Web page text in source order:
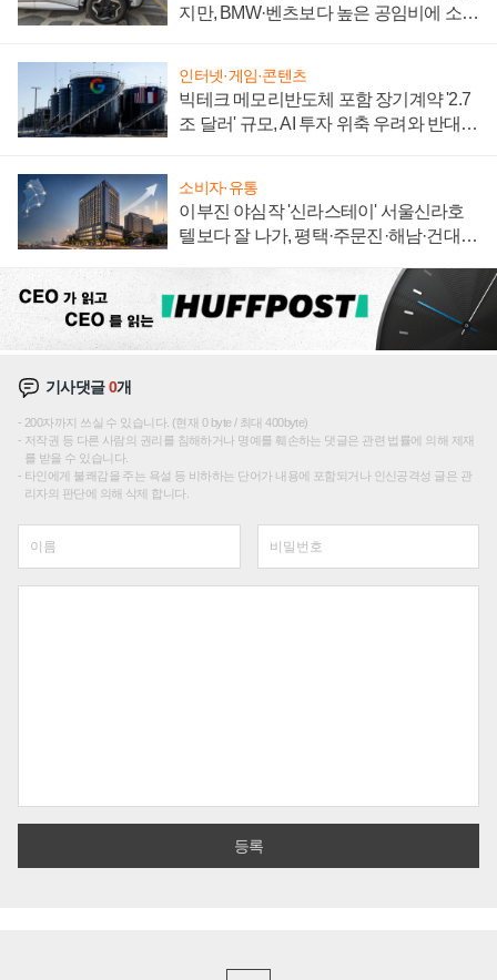
지만, BMW·벤츠보다 높은 공임비에 소비
인터넷·게임·콘텐츠
빅테크 메모리반도체 포함 장기계약 '2.7
조 달러' 규모, AI 투자 위축 우려와 반대
소비자·유통
이부진 야심작 '신라스테이' 서울신라호
텔보다 잘 나가, 평택·주문진·해남·건대로
기사댓글0개
200자까지 쓰실 수 있습니다. (현재 0 byte / 최대 400byte)
저작권 등 다른 사람의 권리를 침해하거나 명예를 훼손하는 댓글은 관련 법률에 의해 제재
를 받을 수 있습니다.
타인에게 불쾌감을 주는 욕설 등 비하하는 단어가 내용에 포함되거나 인신공격성 글은 관
리자의 판단에 의해 삭제 합니다.